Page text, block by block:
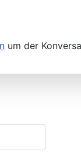
um der